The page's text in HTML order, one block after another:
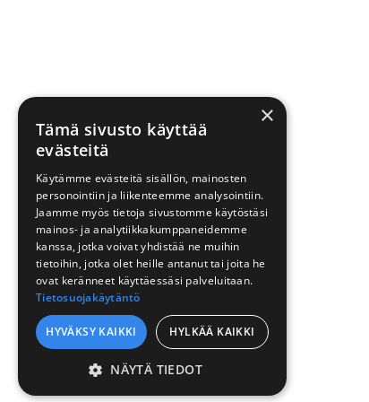
×
Tämä sivusto käyttää
evästeitä
Käytämme evästeitä sisällön, mainosten
personointiin ja liikenteemme analysointiin.
Jaamme myös tietoja sivustomme käytöstäsi
mainos- ja analytiikkakumppaneidemme
kanssa, jotka voivat yhdistää ne muihin
tietoihin, jotka olet heille antanut tai joita he
ovat keränneet käyttäessäsi palveluitaan.
Tietosuojakäytäntö
HYVÄKSY KAIKKI HYLKÄÄ KAIKKI
NÄYTÄ TIEDOT
EHDOTTOMASTI